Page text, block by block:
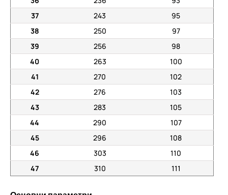
37
243
95
38
250
97
39
256
98
40
263
100
41
270
102
42
276
103
43
283
105
44
290
107
45
296
108
46
303
110
47
310 111